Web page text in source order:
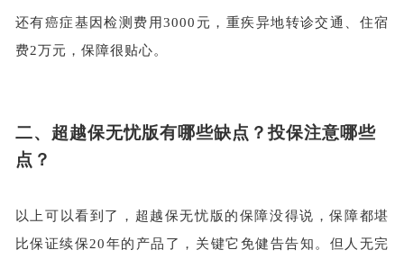
还有癌症基因检测费用3000元，重疾异地转诊交通、住宿
费2万元，保障很贴心。
二、 超越保无忧版有哪些缺点？投保注意哪些
点？
以上可以看到了，超越保无忧版的保障没得说，保障都堪
比保证续保20年的产品了，关键它免健告告知。但人无完